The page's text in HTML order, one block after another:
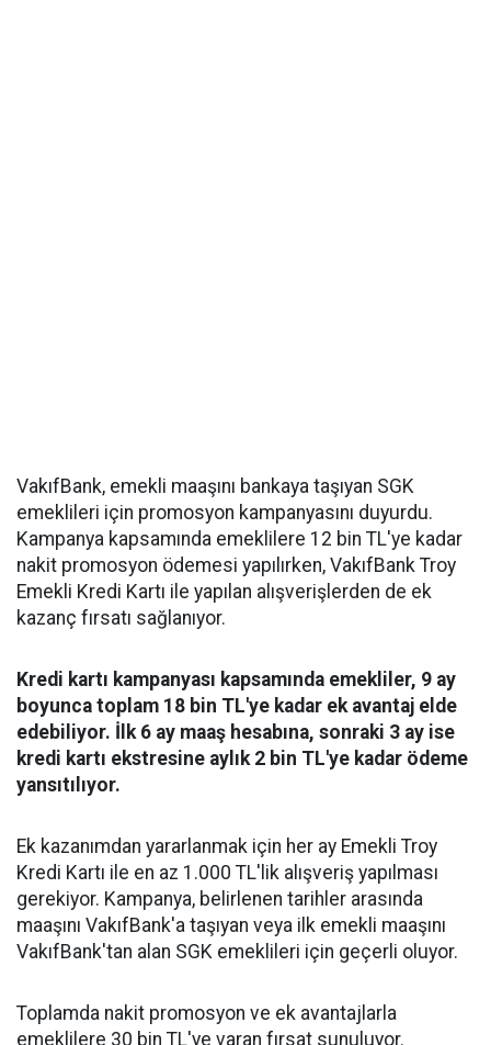
VakıfBank, emekli maaşını bankaya taşıyan SGK
emeklileri için promosyon kampanyasını duyurdu.
Kampanya kapsamında emeklilere 12 bin TL'ye kadar
nakit promosyon ödemesi yapılırken, VakıfBank Troy
Emekli Kredi Kartı ile yapılan alışverişlerden de ek
kazanç fırsatı sağlanıyor.
Kredi kartı kampanyası kapsamında emekliler, 9 ay
boyunca toplam 18 bin TL'ye kadar ek avantaj elde
edebiliyor. İlk 6 ay maaş hesabına, sonraki 3 ay ise
kredi kartı ekstresine aylık 2 bin TL'ye kadar ödeme
yansıtılıyor.
Ek kazanımdan yararlanmak için her ay Emekli Troy
Kredi Kartı ile en az 1.000 TL'lik alışveriş yapılması
gerekiyor. Kampanya, belirlenen tarihler arasında
maaşını VakıfBank'a taşıyan veya ilk emekli maaşını
VakıfBank'tan alan SGK emeklileri için geçerli oluyor.
Toplamda nakit promosyon ve ek avantajlarla
emeklilere 30 bin TL'ye varan fırsat sunuluyor.